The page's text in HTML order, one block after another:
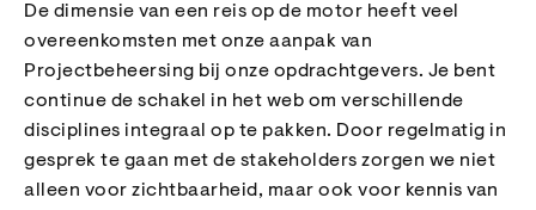
De dimensie van een reis op de motor heeft veel
overeenkomsten met onze aanpak van
Projectbeheersing bij onze opdrachtgevers. Je bent
continue de schakel in het web om verschillende
disciplines integraal op te pakken. Door regelmatig in
gesprek te gaan met de stakeholders zorgen we niet
alleen voor zichtbaarheid, maar ook voor kennis van